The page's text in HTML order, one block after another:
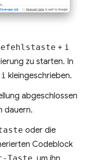
+ i
zu starten. In
i kleingeschrieben.
abgeschlossen
dauern.
oder die
Codeblock